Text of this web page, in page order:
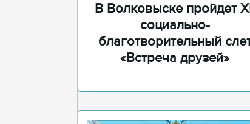
В Волковыске пройдет
социально-
благотворительный
«Встреча друзей»